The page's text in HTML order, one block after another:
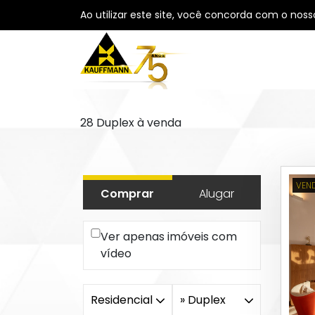
Ao utilizar este site, você concorda com o
28 Duplex à venda
Comprar Alugar
Ver apenas imóveis com
vídeo
R$ R$